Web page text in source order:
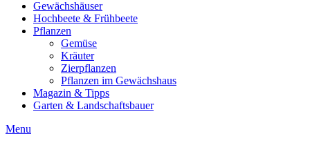
Gewächshäuser
Hochbeete & Frühbeete
Pflanzen
Gemüse
Kräuter
Zierpflanzen
Pflanzen im Gewächshaus
Magazin & Tipps
Garten & Landschaftsbauer
Menu